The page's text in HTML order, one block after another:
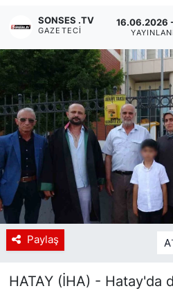
SONSES .TV
GAZETECI
16.06.2026
Paylaş A
HATAY (İHA) - Hatay'da
Tanıtım